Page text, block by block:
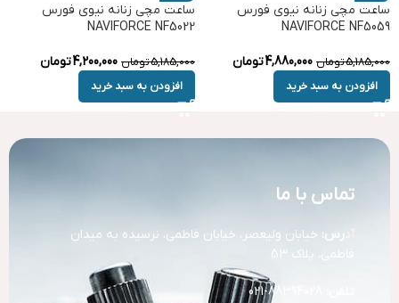
ساعت مچی زنانه نیوی فورس
NAVIFORCE NF5059
5,185,000تومان 4,880,000تومان
افزودن به سبد خرید
ساعت مچی زنانه نیوی فورس
NAVIFORCE NF5022
5,185,000تومان 4,200,000تومان
افزودن به سبد خرید
تماس با ما
رس: خیابان ولیعصر، خیابان فاطمی، نرسیده به میدان
فاطمی، پلاک 53